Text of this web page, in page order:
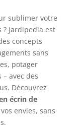
sublimer votre
Jardipedia est
concepts
sans
potager
avec des
Découvrez
écrin de
envies, sans